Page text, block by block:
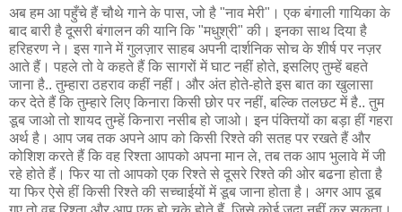
अब हम आ पहुँचे हैं चौथे गाने के पास, जो है "नाव मेरी"। एक बंगाली गायिका के
बाद बारी है दूसरी बंगालन की यानि कि "मधुश्री" की। इनका साथ दिया है
हरिहरण ने। इस गाने में गुलज़ार साहब अपनी दार्शनिक सोच के शीर्ष पर नज़र
आते हैं। पहले तो वे कहते हैं कि सागरों में घाट नहीं होते, इसलिए तुम्हें बहते
जाना है.. तुम्हारा ठहराव कहीं नहीं। और अंत होते-होते इस बात का खुलासा
कर देते हैं कि तुम्हारे लिए किनारा किसी छोर पर नहीं, बल्कि तलछट में है.. तुम
डूब जाओ तो शायद तुम्हें किनारा नसीब हो जाओ। इन पंक्तियों का बड़ा हीं गहरा
अर्थ है। आप जब तक अपने आप को किसी रिश्ते की सतह पर रखते हैं और
कोशिश करते हैं कि वह रिश्ता आपको अपना मान ले, तब तक आप भुलावे में जी
रहे होते हैं। फिर या तो आपको एक रिश्ते से दूसरे रिश्ते की ओर बढना होता है
या फिर ऐसे हीं किसी रिश्ते की सच्चाईयों में डूब जाना होता है। अगर आप डूब